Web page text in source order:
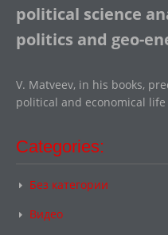
political science
politics and geo-
V. Matveev, in his books,
political and economical
Categories:
Без категории
Видео